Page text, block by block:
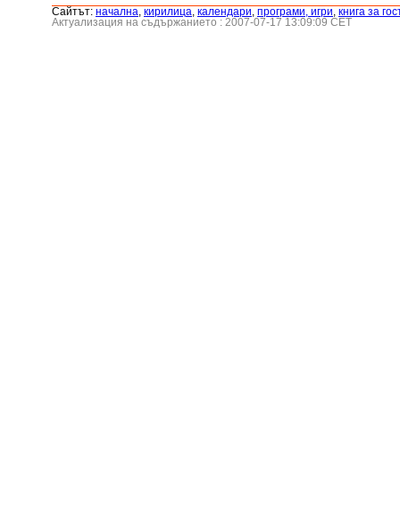
Сайтът: началнa, кирилица, календари, програми, игри, книга за
Актуализация на съдържанието : 2007-07-17 13:09:09 CET